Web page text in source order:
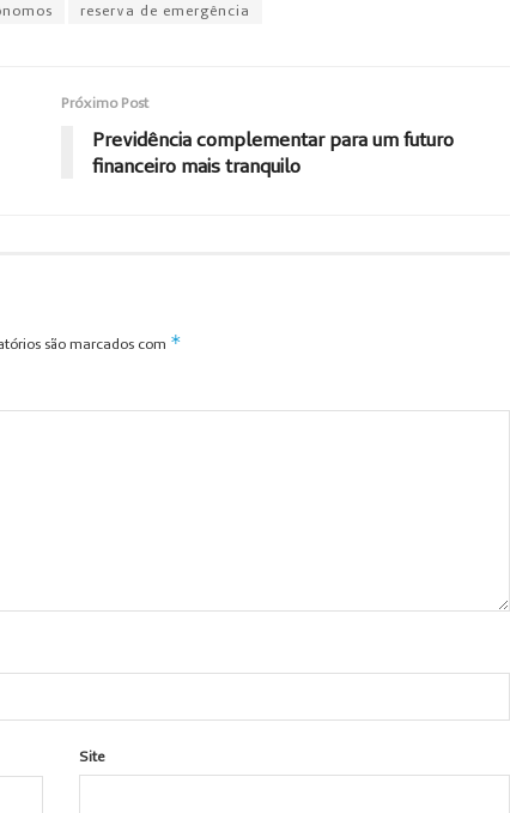
reserva de emergência
Próximo Post
Previdência complementar para um futuro
financeiro mais tranquilo
são marcados com *
Site